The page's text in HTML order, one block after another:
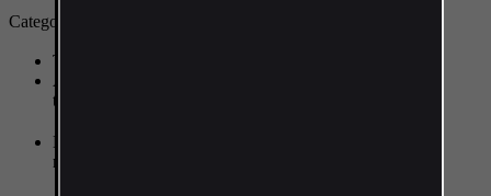
Category selection
Technical (necessary for the functioning of the site)
Analytics
traffic measurement (GA4, GTM)
Marketing
remarketing, Meta Pixel and the like